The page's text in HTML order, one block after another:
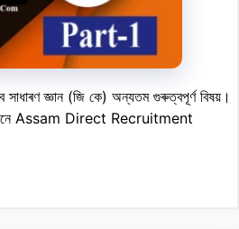
সাধাৰণ জ্ঞান (জি কে) অন্যতম গুৰুত্বপূৰ্ণ বিষয়।
যেনে Assam Direct Recruitment